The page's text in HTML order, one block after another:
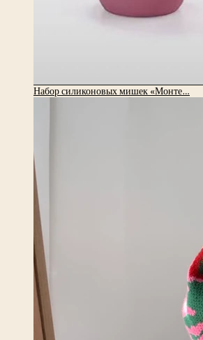
Набор силиконовых мишек «Монте…